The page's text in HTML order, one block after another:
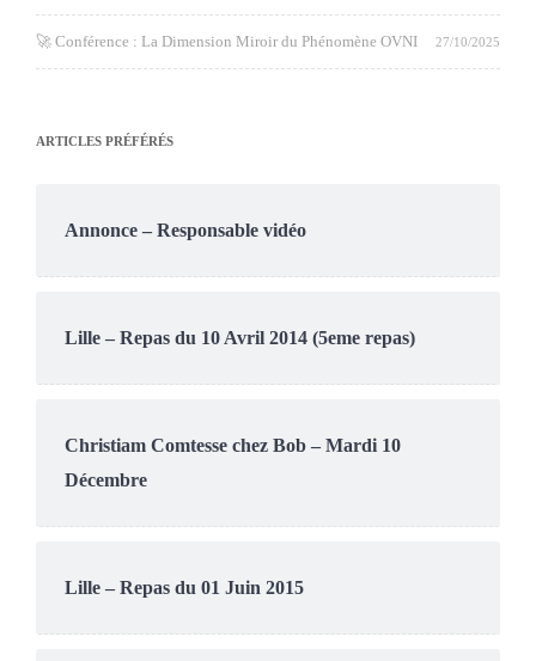
🚀 Conférence : La Dimension Miroir du Phénomène OVNI 27/10/2025
ARTICLES PRÉFÉRÉS
Annonce – Responsable vidéo
Lille – Repas du 10 Avril 2014 (5eme repas)
Christiam Comtesse chez Bob – Mardi 10
Décembre
Lille – Repas du 01 Juin 2015